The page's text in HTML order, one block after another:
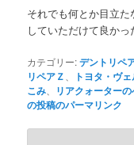
それでも何とか目立
していただけて良かっ
カテゴリー:デントリペ
リペアＺ
トヨタ・ヴ
こみ
リアクォーター
の投稿のパーマリンク